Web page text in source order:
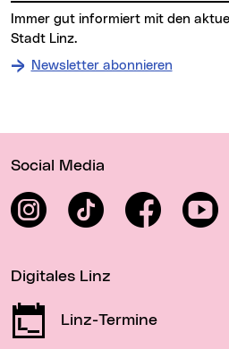
Stadt Linz.
Newsletter abonnieren
Social Media
InstagramTikTok FacebookYouTube
Digitales Linz
Linz-Termine